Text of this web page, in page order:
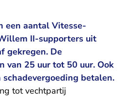
een aantal Vitesse-
II-supporters uit
gekregen. De
van 25 uur tot 50 uur. Ook
betalen.
tot vechtpartij